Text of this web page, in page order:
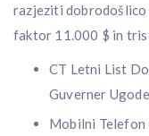
razjeziti
faktor 11.000 $ in
CT Letni List
Guverner
Mobilni Telefon